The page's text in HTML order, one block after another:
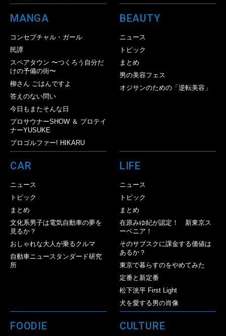
MANGA
コンセプチャル・ガール
民譚
スペアタウン 〜つくろう自分だ
けの予備の街〜
柳さん ごはんですよ
答えのない問い
今日もまたそんな日
プロサウナーSHOW ＆ プロテイ
ナーYUSUKE
プロゴルファー! HIKARU
BEAUTY
ニュース
トピック
まとめ
男の美容フェス
オジサンのための「逆転美容」
CAR
ニュース
トピック
まとめ
文化系男子は電気自動車の夢を
見るか？
おしゃれな大人が乗るクルマ
自動車ニュースタンダード研究
所
LIFE
ニュース
トピック
まとめ
在原みゆ紀が認定！ 新東京ス
ーベニア！
そのサブスクに課金する価値は
あるか？
東京で暮らすのをやめてみた
定番と新定番
松下洸平 First Light
犬を愛する男の肖像
FOODIE CULTURE